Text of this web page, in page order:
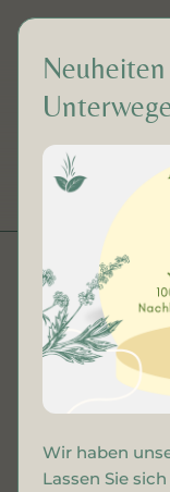
Wir haben
Lassen Sie